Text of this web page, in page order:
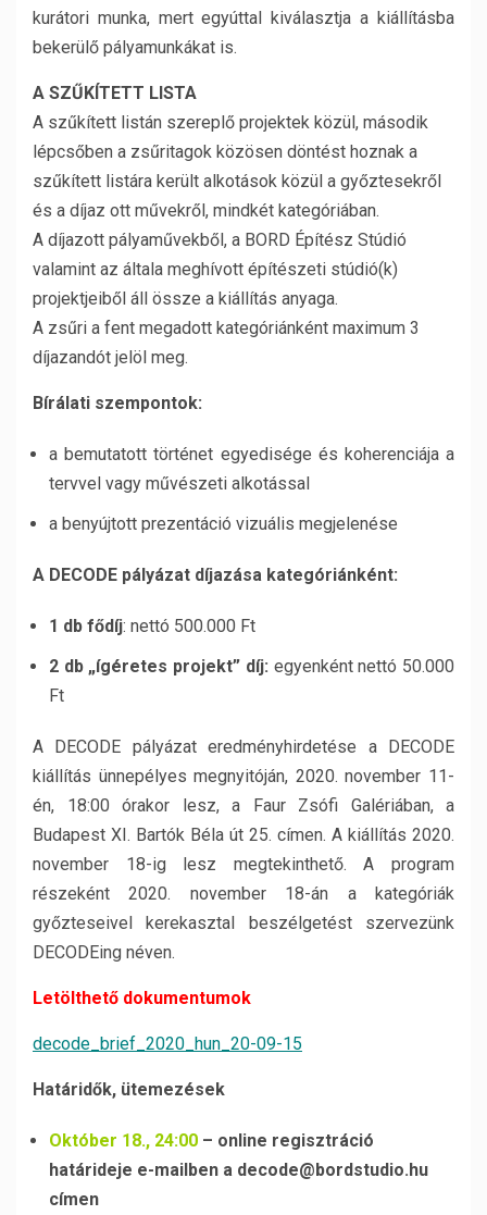
kurátori munka, mert egyúttal kiválasztja a kiállításba
bekerülő pályamunkákat is.
A SZŰKÍTETT LISTA
A szűkített listán szereplő projektek közül, második
lépcsőben a zsűritagok közösen döntést hoznak a
szűkített listára került alkotások közül a győztesekről
és a díjaz ott művekről, mindkét kategóriában.
A díjazott pályaművekből, a BORD Építész Stúdió
valamint az általa meghívott építészeti stúdió(k)
projektjeiből áll össze a kiállítás anyaga.
A zsűri a fent megadott kategóriánként maximum 3
díjazandót jelöl meg.
Bírálati szempontok:
a bemutatott történet egyedisége és koherenciája a
tervvel vagy művészeti alkotással
a benyújtott prezentáció vizuális megjelenése
A DECODE pályázat díjazása kategóriánként:
1 db fődíj: nettó 500.000 Ft
2 db „ígéretes projekt” díj: egyenként nettó 50.000
Ft
A DECODE pályázat eredményhirdetése a DECODE
kiállítás ünnepélyes megnyitóján, 2020. november 11-
én, 18:00 órakor lesz, a Faur Zsófi Galériában, a
Budapest XI. Bartók Béla út 25. címen. A kiállítás 2020.
november 18-ig lesz megtekinthető. A program
részeként 2020. november 18-án a kategóriák
győzteseivel kerekasztal beszélgetést szervezünk
DECODEing néven.
Letölthető dokumentumok
decode_brief_2020_hun_20-09-15
Határidők, ütemezések
Október 18., 24:00 – online regisztráció
határideje e-mailben a decode@bordstudio.hu
címen